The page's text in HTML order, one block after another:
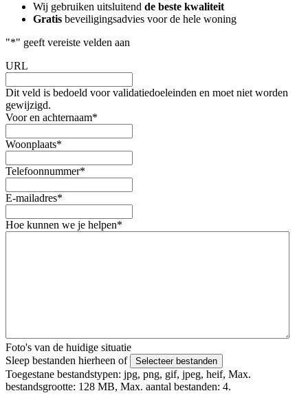
Wij gebruiken uitsluitend de beste kwaliteit
Gratis beveiligingsadvies voor de hele woning
"*" geeft vereiste velden aan
URL
Dit veld is bedoeld voor validatiedoeleinden en moet niet worden
gewijzigd.
Voor en achternaam*
Woonplaats*
Telefoonnummer*
E-mailadres*
Hoe kunnen we je helpen*
Foto's van de huidige situatie
Sleep bestanden hierheen of
Selecteer bestanden
Toegestane bestandstypen: jpg, png, gif, jpeg, heif, Max.
bestandsgrootte: 128 MB, Max. aantal bestanden: 4.